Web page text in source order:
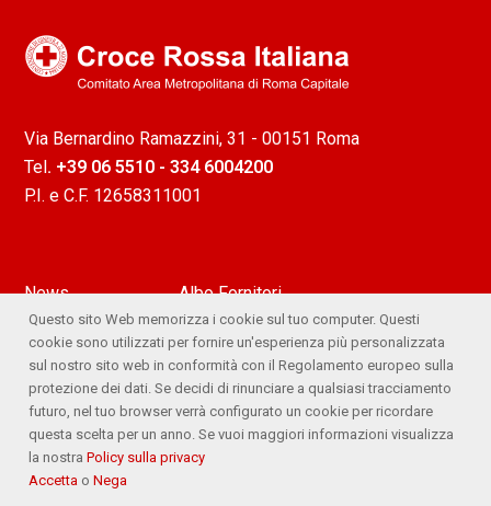
Via Bernardino Ramazzini, 31 - 00151 Roma
Tel. +39 06 5510 - 334 6004200
P.I. e C.F. 12658311001
News
Albo Fornitori
Attività
Ufficio Stampa
Lavora con noi
Comitato Trasparente
Whistleblowing
Questo sito Web memorizza i cookie sul tuo computer. Questi
cookie sono utilizzati per fornire un'esperienza più personalizzata
sul nostro sito web in conformità con il Regolamento europeo sulla
protezione dei dati. Se decidi di rinunciare a qualsiasi tracciamento
futuro, nel tuo browser verrà configurato un cookie per ricordare
questa scelta per un anno. Se vuoi maggiori informazioni visualizza
la nostra Policy sulla privacy
Accetta o Nega